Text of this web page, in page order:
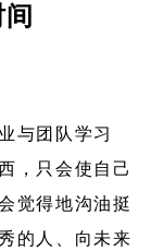
与团队学习
，只会使自己
觉得地沟油挺
的人、向未来